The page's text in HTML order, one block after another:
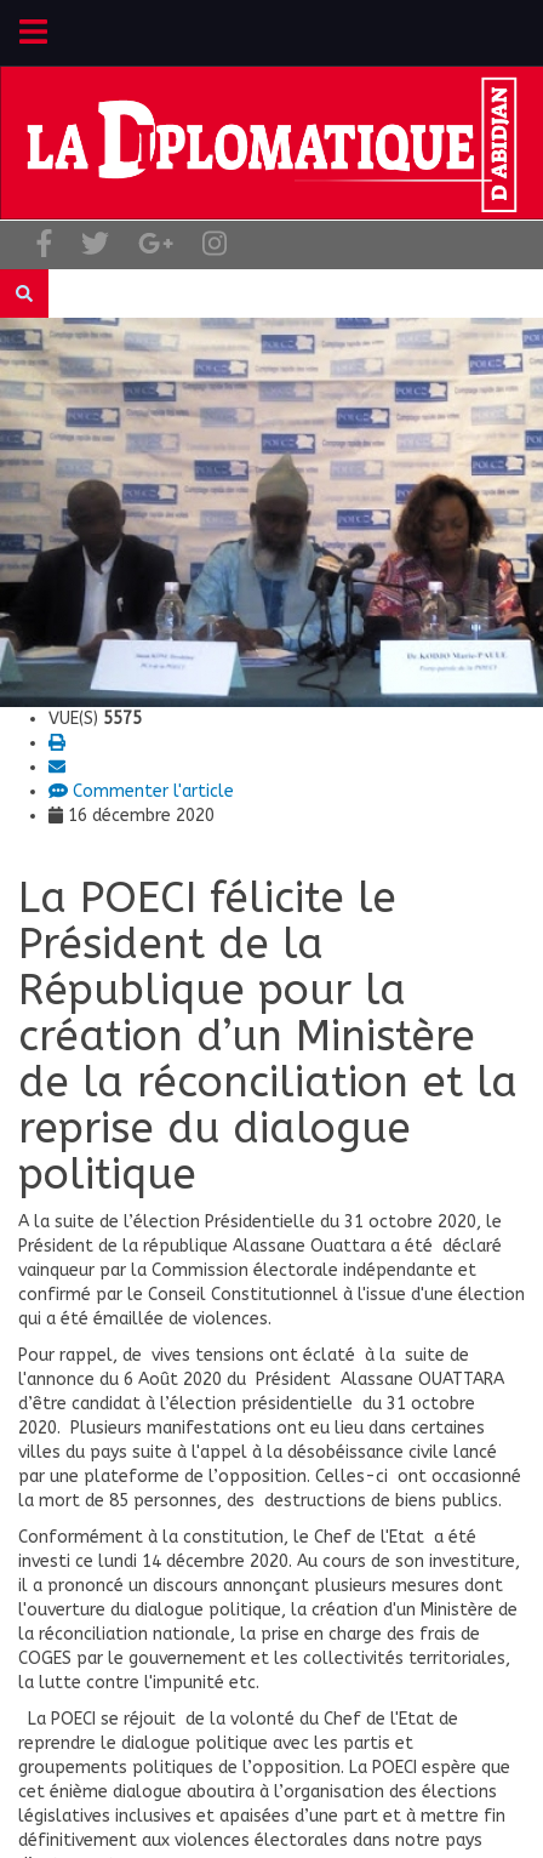
VUE(S) 5575
Commenter l'article
16 décembre 2020
La POECI félicite le
Président de la
République pour la
création d’un Ministère
de la réconciliation et la
reprise du dialogue
politique
A la suite de l’élection Présidentielle du 31 octobre 2020, le
Président de la république Alassane Ouattara a été déclaré
vainqueur par la Commission électorale indépendante et
confirmé par le Conseil Constitutionnel à l'issue d'une élection
qui a été émaillée de violences.
Pour rappel, de vives tensions ont éclaté à la suite de
l'annonce du 6 Août 2020 du Président Alassane OUATTARA
d’être candidat à l’élection présidentielle du 31 octobre
2020. Plusieurs manifestations ont eu lieu dans certaines
villes du pays suite à l'appel à la désobéissance civile lancé
par une plateforme de l’opposition. Celles-ci ont occasionné
la mort de 85 personnes, des destructions de biens publics.
Conformément à la constitution, le Chef de l'Etat a été
investi ce lundi 14 décembre 2020. Au cours de son investiture,
il a prononcé un discours annonçant plusieurs mesures dont
l'ouverture du dialogue politique, la création d'un Ministère de
la réconciliation nationale, la prise en charge des frais de
COGES par le gouvernement et les collectivités territoriales,
la lutte contre l'impunité etc.
La POECI se réjouit de la volonté du Chef de l'Etat de
reprendre le dialogue politique avec les partis et
groupements politiques de l’opposition. La POECI espère que
cet énième dialogue aboutira à l’organisation des élections
législatives inclusives et apaisées d’une part et à mettre fin
définitivement aux violences électorales dans notre pays